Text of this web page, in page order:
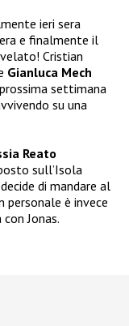
ieri sera
e finalmente il
Cristian
Gianluca Mech
settimana
su una
Reato
sull’Isola
di mandare al
personale è invece
Jonas.